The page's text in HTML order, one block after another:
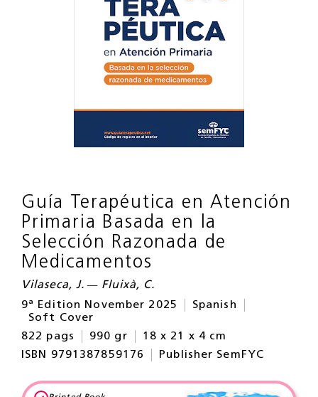
Guía Terapéutica en Atención
Primaria Basada en la
Selección Razonada de
Medicamentos
Vilaseca, J. — Fluixà, C.
9ª Edition November 2025
Spanish
Soft Cover
822 pags
990 gr
18 x 21 x 4 cm
ISBN 9791387859176
Publisher SemFYC